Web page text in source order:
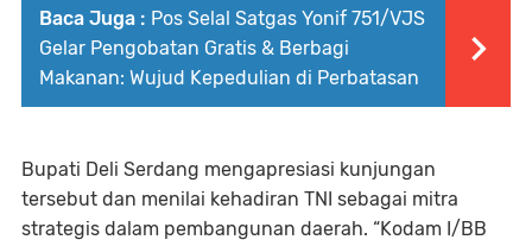
Baca Juga : Pos Selal Satgas Yonif 751/VJS
Gelar Pengobatan Gratis & Berbagi
Makanan: Wujud Kepedulian di Perbatasan
Bupati Deli Serdang mengapresiasi kunjungan
tersebut dan menilai kehadiran TNI sebagai mitra
strategis dalam pembangunan daerah. “Kodam I/BB